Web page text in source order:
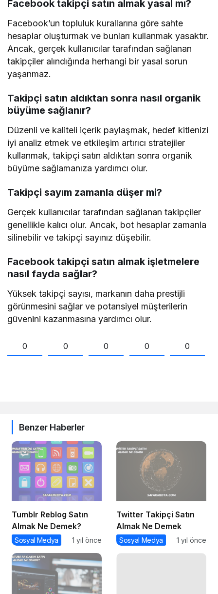
Facebook takipçi satın almak yasal mı?
Facebook’un topluluk kurallarına göre sahte
hesaplar oluşturmak ve bunları kullanmak yasaktır.
Ancak, gerçek kullanıcılar tarafından sağlanan
takipçiler alındığında herhangi bir yasal sorun
yaşanmaz.
Takipçi satın aldıktan sonra nasıl organik
büyüme sağlanır?
Düzenli ve kaliteli içerik paylaşmak, hedef kitlenizi
iyi analiz etmek ve etkileşim artırıcı stratejiler
kullanmak, takipçi satın aldıktan sonra organik
büyüme sağlamanıza yardımcı olur.
Takipçi sayım zamanla düşer mi?
Gerçek kullanıcılar tarafından sağlanan takipçiler
genellikle kalıcı olur. Ancak, bot hesaplar zamanla
silinebilir ve takipçi sayınız düşebilir.
Facebook takipçi satın almak işletmelere
nasıl fayda sağlar?
Yüksek takipçi sayısı, markanın daha prestijli
görünmesini sağlar ve potansiyel müşterilerin
güvenini kazanmasına yardımcı olur.
0 0 0 0 0
Benzer Haberler
Tumblr Reblog Satın
Almak Ne Demek?
Sosyal Medya 1 yıl önce
Twitter Takipçi Satın
Almak Ne Demek
Sosyal Medya 1 yıl önce